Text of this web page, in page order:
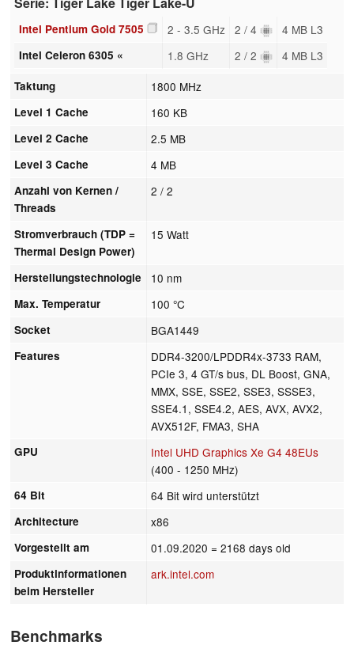
Intel Pentium Gold 7505 2 - 3.5 GHz 2 / 4 4 MB L3
Intel Celeron 6305 « 1.8 GHz 2 / 2 4 MB L3
Taktung 1800 MHz
Level 1 Cache 160 KB
Level 2 Cache 2.5 MB
Level 3 Cache 4 MB
Anzahl von Kernen /
Threads
2 / 2
Stromverbrauch (TDP =
Thermal Design Power)
15 Watt
Herstellungstechnologie 10 nm
Max. Temperatur 100 °C
Socket BGA1449
Features
DDR4-3200/LPDDR4x-3733 RAM,
PCIe 3, 4 GT/s bus, DL Boost, GNA,
MMX, SSE, SSE2, SSE3, SSSE3,
SSE4.1, SSE4.2, AES, AVX, AVX2,
AVX512F, FMA3, SHA
GPU
Intel UHD Graphics Xe G4 48EUs
(400 - 1250 MHz)
64 Bit 64 Bit wird unterstützt
Architecture x86
Vorgestellt am 01.09.2020 = 2168 days old
Produktinformationen
beim Hersteller
ark.intel.com
Benchmarks